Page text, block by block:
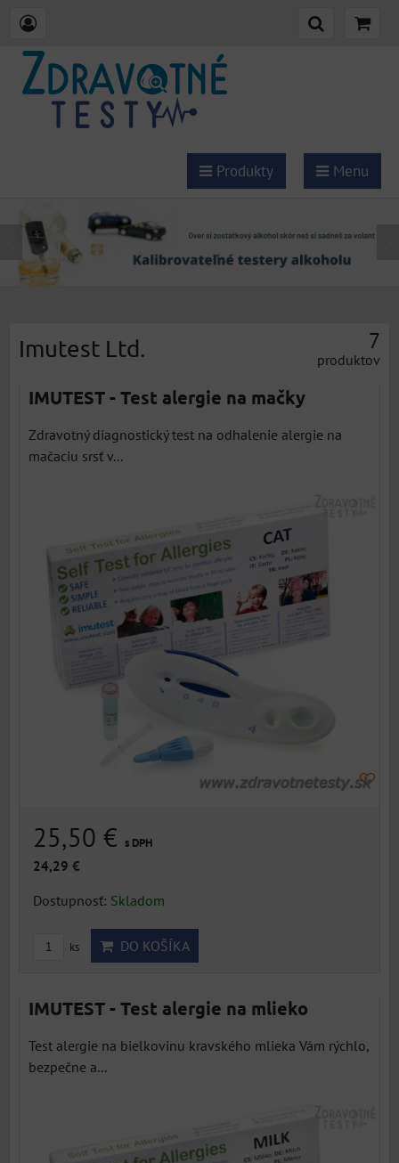
Produkty Menu
Imutest Ltd. 7
produktov
IMUTEST - Test alergie na mačky
Zdravotný diagnostický test na odhalenie alergie na
mačaciu srsť v...
25,50 € s DPH
24,29 €
Dostupnosť: Skladom
ks DO KOŠÍKA
IMUTEST - Test alergie na mlieko
Test alergie na bielkovinu kravského mlieka Vám rýchlo,
bezpečne a...